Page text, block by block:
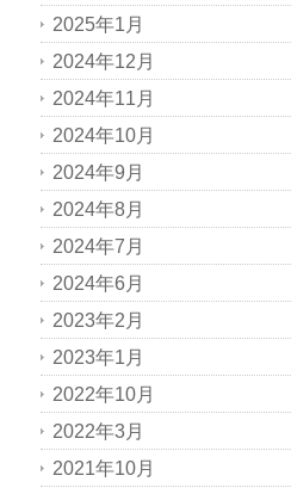
2025年1月
2024年12月
2024年11月
2024年10月
2024年9月
2024年8月
2024年7月
2024年6月
2023年2月
2023年1月
2022年10月
2022年3月
2021年10月